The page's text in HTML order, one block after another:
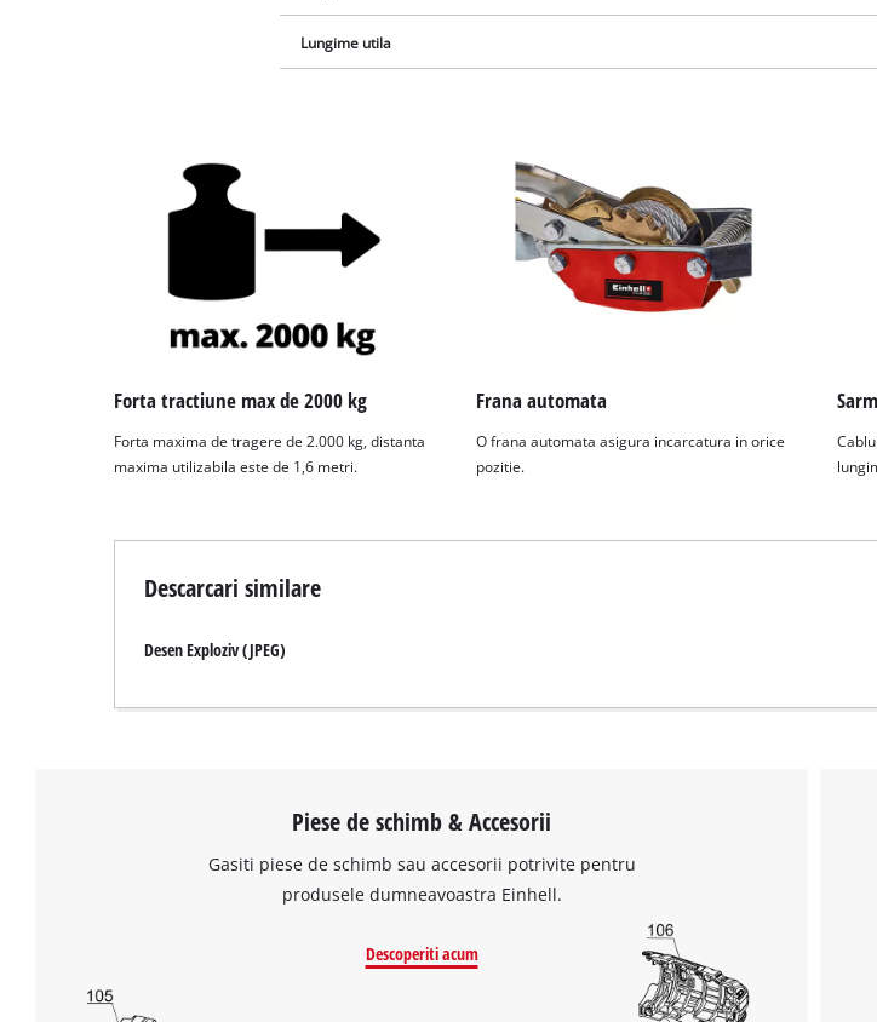
incarca serviciul
This content is not
to trackers that are not
to the list of
Lungime utila
Forta tractiune max de 2000 kg
Forta maxima de tragere de 2.000 kg, distanta
maxima utilizabila este de 1,6 metri.
Frana automata
O frana automata asigura incarcatura in orice
pozitie.
Descarcari similare
Desen Exploziv (JPEG)
Piese de schimb & Accesorii
Gasiti piese de schimb sau accesorii potrivite pentru
produsele dumneavoastra Einhell.
Descoperiti acum